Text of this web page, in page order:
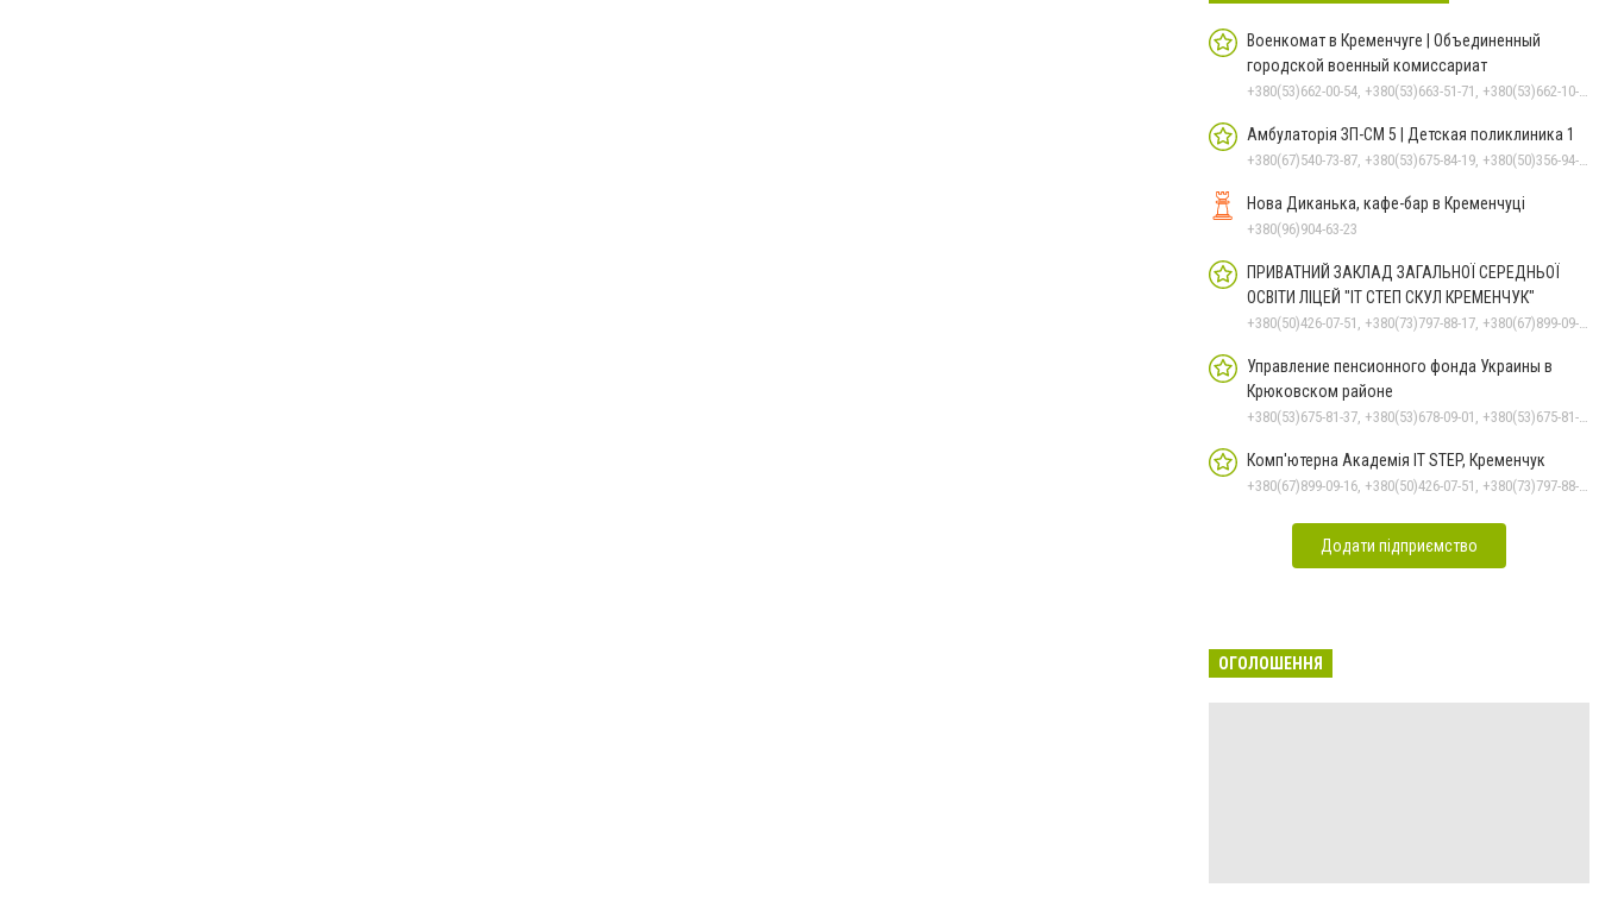
Военкомат в Кременчуге | Объединенный
городской военный комиссариат
+380(53)662-00-54, +380(53)663-51-71, +380(53)662-10-35
Амбулаторія ЗП-СМ 5 | Детская поликлиника 1
+380(67)540-73-87, +380(53)675-84-19, +380(50)356-94-69
Нова Диканька, кафе-бар в Кременчуці
+380(96)904-63-23
ПРИВАТНИЙ ЗАКЛАД ЗАГАЛЬНОЇ СЕРЕДНЬОЇ
ОСВІТИ ЛІЦЕЙ "ІТ СТЕП СКУЛ КРЕМЕНЧУК"
+380(50)426-07-51, +380(73)797-88-17, +380(67)899-09-16
Управление пенсионного фонда Украины в
Крюковском районе
+380(53)675-81-37, +380(53)678-09-01, +380(53)675-81-32, +380(53)675-81-40, +380(53)675-81-33, +380(53)675-81-38, +380(53)675-81-31, +380(53)678-08-87
Комп'ютерна Академія IT STEP, Кременчук
+380(67)899-09-16, +380(50)426-07-51, +380(73)797-88-17
Додати підприємство
ОГОЛОШЕННЯ